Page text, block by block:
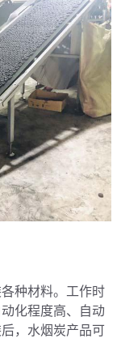
种材料。工作时
化程度高、自动
，水烟炭产品可